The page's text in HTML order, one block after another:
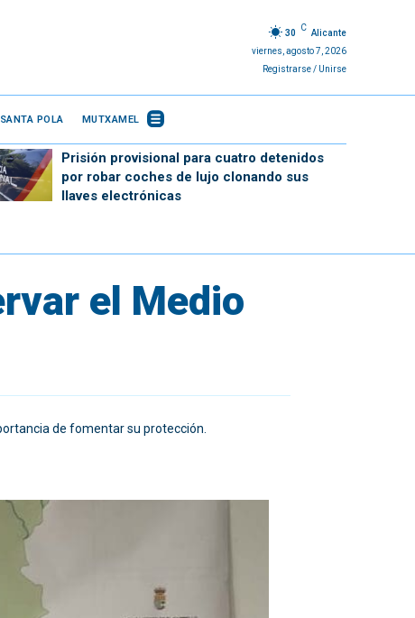
30
C
Alicante
viernes, agosto 7, 2026
Registrarse / Unirse
SANTA POLA MUTXAMEL
Prisión provisional para cuatro detenidos
por robar coches de lujo clonando sus
llaves electrónicas
el Medio
de fomentar su protección.